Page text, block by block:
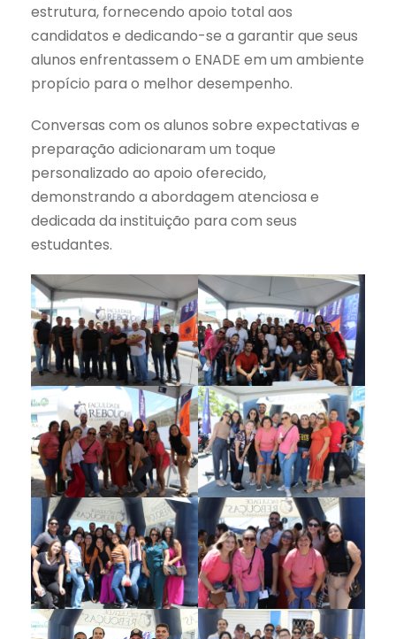
estrutura, fornecendo apoio total aos
candidatos e dedicando-se a garantir que seus
alunos enfrentassem o ENADE em um ambiente
propício para o melhor desempenho.
Conversas com os alunos sobre expectativas e
preparação adicionaram um toque
personalizado ao apoio oferecido,
demonstrando a abordagem atenciosa e
dedicada da instituição para com seus
estudantes.